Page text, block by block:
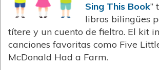
Sing This Book”
libros bilingües
títere y un cuento de fieltro. El kit
canciones favoritas como Five
McDonald Had a Farm.